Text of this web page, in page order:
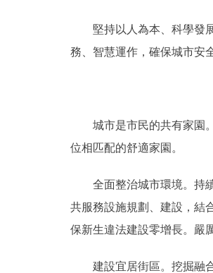
堅持以人為本、科學發展
務、智慧運作，確保城市安
城市是市民的共有家園。
位相匹配的舒適家園。
全面整治城市環境。持續
共服務設施規劃、建設，結
保新生違法建設零增長。嚴
建設宜居街區。挖掘融合